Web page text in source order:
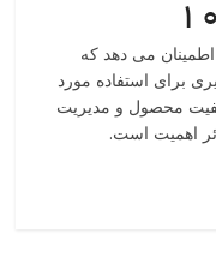
می دهد که
برای استفاده مورد
محصول و مدیریت
اهمیت است.